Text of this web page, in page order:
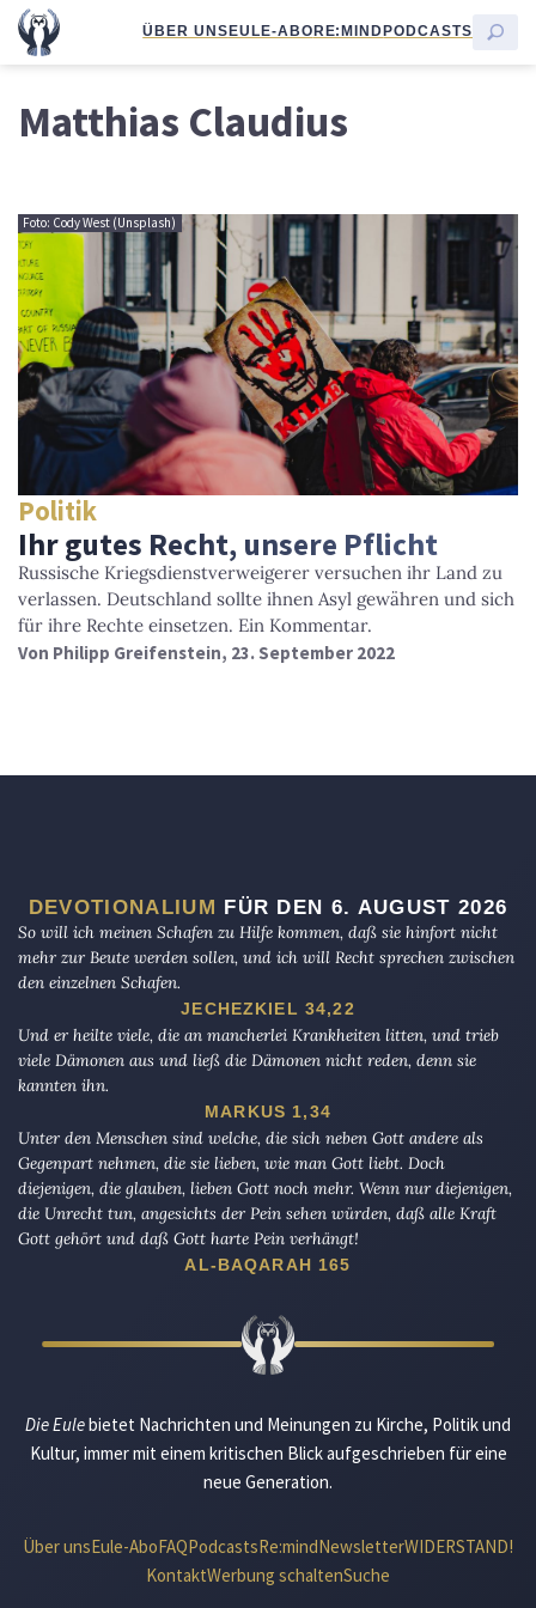
ÜBER UNSEULE-ABORE:MINDPODCASTS
Matthias Claudius
Foto: Cody West (Unsplash)
Politik
Ihr gutes Recht, unsere Pflicht
Russische Kriegsdienstverweigerer versuchen ihr Land zu
verlassen. Deutschland sollte ihnen Asyl gewähren und sich
für ihre Rechte einsetzen. Ein Kommentar.
Von Philipp Greifenstein, 23. September 2022
DEVOTIONALIUM FÜR DEN 6. AUGUST 2026
So will ich meinen Schafen zu Hilfe kommen, daß sie hinfort nicht
mehr zur Beute werden sollen, und ich will Recht sprechen zwischen
den einzelnen Schafen.
JECHEZKIEL 34,22
Und er heilte viele, die an mancherlei Krankheiten litten, und trieb
viele Dämonen aus und ließ die Dämonen nicht reden, denn sie
kannten ihn.
MARKUS 1,34
Unter den Menschen sind welche, die sich neben Gott andere als
Gegenpart nehmen, die sie lieben, wie man Gott liebt. Doch
diejenigen, die glauben, lieben Gott noch mehr. Wenn nur diejenigen,
die Unrecht tun, angesichts der Pein sehen würden, daß alle Kraft
Gott gehört und daß Gott harte Pein verhängt!
AL-BAQARAH 165
Die Eulebietet Nachrichten und Meinungen zu Kirche, Politik und
Kultur, immer mit einem kritischen Blick aufgeschrieben für eine
neue Generation.
Über unsEule-AboFAQPodcastsRe:mindNewsletterWIDERSTAND!
KontaktWerbung schaltenSuche